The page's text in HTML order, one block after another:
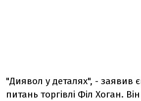
"Диявол у деталях", - заявив
питань торгівлі Філ Хоган.